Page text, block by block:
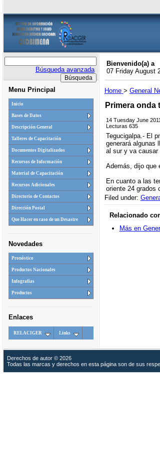
Búsqueda avanzada
Menu Principal
Inicio
Bases de Datos
Descripción General
Talleres de Capacitación
Documentos Digitalizados
Recursos de Información
Material de Capacitación
Recursos Adicionales
Directorio de Contactos
Dirección Postal
Que Hacer en caso de un Desastre
Novedades
Pronóstico
Productos Nacionales
Infografias
Productos
Enlaces
RELACIGER Links
Bienvenido(a) a
07 Friday August
Home > General
Primera
14 Tuesday June
Lecturas 635
Tegucigalpa.- El
generará algunas
al sur y va causar
Además, dijo que
En cuanto a las
oriente 24 grados
Filed under:
Relacionado
Más en
Derechos de autor © 2026
Todas las marcas y derechos en esta página son de sus